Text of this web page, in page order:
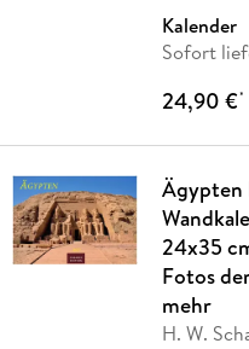
Kalender
Sofort
24,90 €*
Ägypten
24x35
Fotos
mehr
H. W.